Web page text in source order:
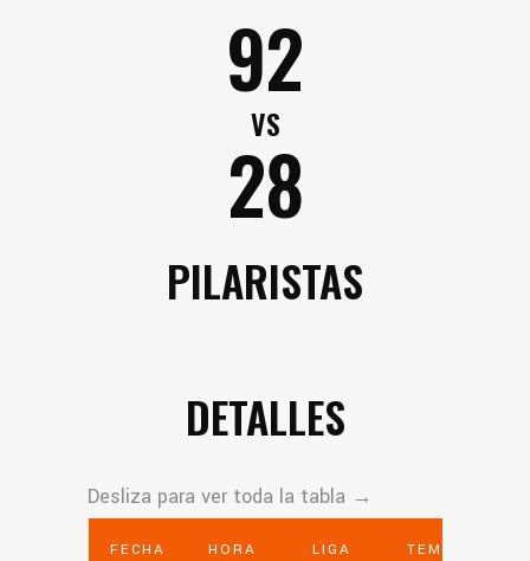
92
VS
28
PILARISTAS
DETALLES
FECHA HORA LIGA TEMPORADA